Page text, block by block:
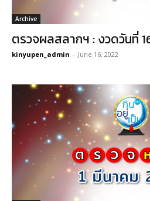
Archive
ตรวจผลสลากฯ : งวดวันที่
kinyupen_admin - June 16, 2022